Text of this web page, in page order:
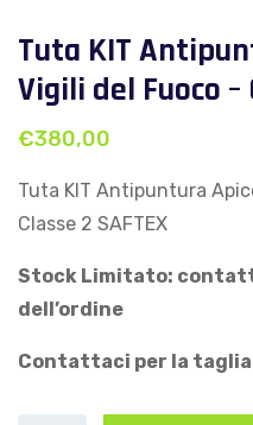
Tuta KIT
Vigili del Fuoco –
€380,00
Tuta KIT Antipuntura
Classe 2 SAFTEX
Stock Limitato:
dell’ordine
Contattaci per la taglia